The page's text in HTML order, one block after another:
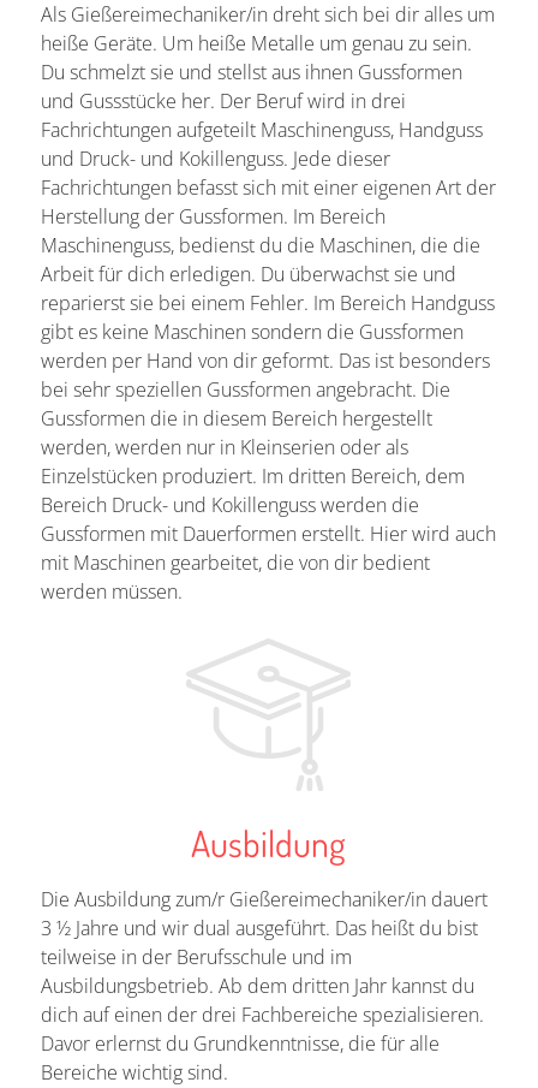
Als Gießereimechaniker/in dreht sich bei dir alles um
heiße Geräte. Um heiße Metalle um genau zu sein.
Du schmelzt sie und stellst aus ihnen Gussformen
und Gussstücke her. Der Beruf wird in drei
Fachrichtungen aufgeteilt Maschinenguss, Handguss
und Druck- und Kokillenguss. Jede dieser
Fachrichtungen befasst sich mit einer eigenen Art der
Herstellung der Gussformen. Im Bereich
Maschinenguss, bedienst du die Maschinen, die die
Arbeit für dich erledigen. Du überwachst sie und
reparierst sie bei einem Fehler. Im Bereich Handguss
gibt es keine Maschinen sondern die Gussformen
werden per Hand von dir geformt. Das ist besonders
bei sehr speziellen Gussformen angebracht. Die
Gussformen die in diesem Bereich hergestellt
werden, werden nur in Kleinserien oder als
Einzelstücken produziert. Im dritten Bereich, dem
Bereich Druck- und Kokillenguss werden die
Gussformen mit Dauerformen erstellt. Hier wird auch
mit Maschinen gearbeitet, die von dir bedient
werden müssen.
Ausbildung
Die Ausbildung zum/r Gießereimechaniker/in dauert
3 ½ Jahre und wir dual ausgeführt. Das heißt du bist
teilweise in der Berufsschule und im
Ausbildungsbetrieb. Ab dem dritten Jahr kannst du
dich auf einen der drei Fachbereiche spezialisieren.
Davor erlernst du Grundkenntnisse, die für alle
Bereiche wichtig sind.